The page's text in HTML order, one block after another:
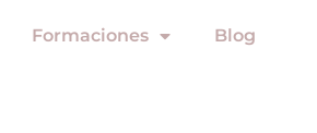
Formaciones Blog